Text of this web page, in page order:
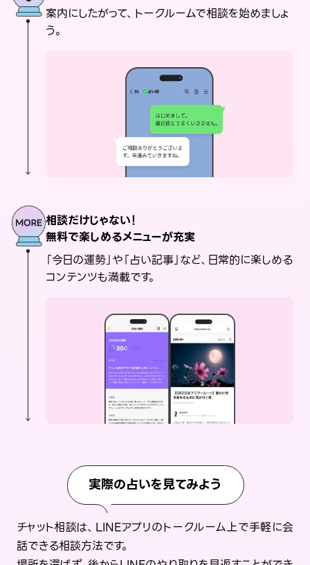
案内にしたがって、トークルームで相談を始めましょ
う。
相談だけじゃない！
無料で楽しめるメニューが充実
「今日の運勢」や「占い記事」など、日常的に楽しめる
コンテンツも満載です。
実際の占いを見てみよう
チャット相談は、LINEアプリのトークルーム上で手軽に会
話できる相談方法です。